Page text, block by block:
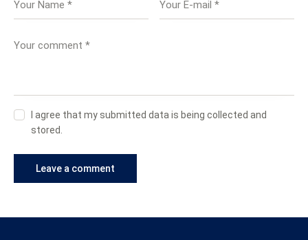
I agree that my submitted data is being collected and
stored.